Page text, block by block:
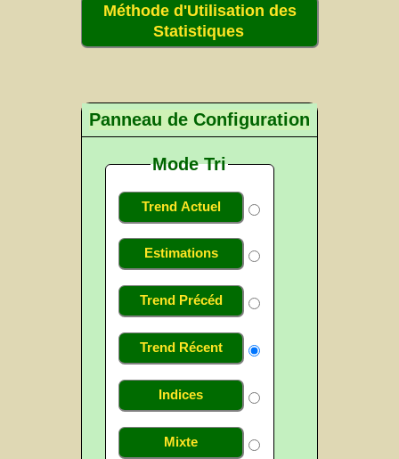
Méthode d'Utilisation des
Statistiques
Panneau de Configuration
Mode Tri
Trend Actuel
Estimations
Trend Précéd
Trend Récent
Indices
Mixte